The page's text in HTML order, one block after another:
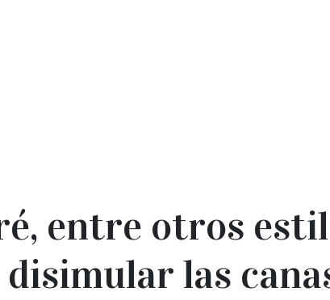
entre otros
disimular las